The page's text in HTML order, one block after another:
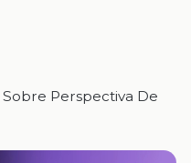
Perspectiva De